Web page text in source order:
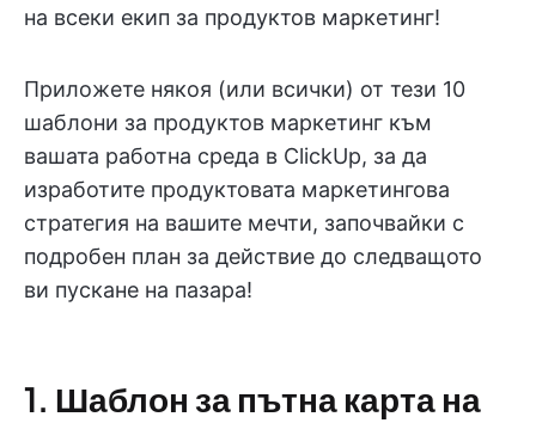
на всеки екип за продуктов маркетинг!
Приложете някоя (или всички) от тези 10
шаблони за продуктов маркетинг към
вашата работна среда в ClickUp, за да
изработите продуктовата маркетингова
стратегия на вашите мечти, започвайки с
подробен план за действие до следващото
ви пускане на пазара!
1. Шаблон за пътна карта на